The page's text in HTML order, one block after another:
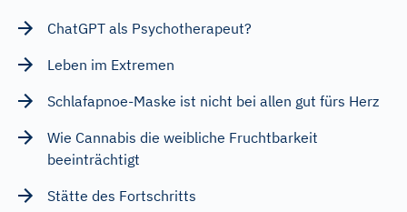
ChatGPT als Psychotherapeut?
Leben im Extremen
Schlafapnoe-Maske ist nicht bei allen gut fürs Herz
Wie Cannabis die weibliche Fruchtbarkeit
beeinträchtigt
Stätte des Fortschritts